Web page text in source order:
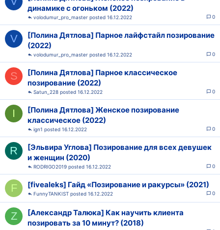
динамике с огоньком (2022)
0
16.12.2022
volodumur_pro_master
V
[Полина Дятлова] Парное лайфстайл позирование
(2022)
0
16.12.2022
volodumur_pro_master
S
[Полина Дятлова] Парное классическое
позирование (2022)
0
16.12.2022
Satun_228
I
[Полина Дятлова] Женское позирование
классическое (2022)
0
16.12.2022
ign1
R
[Эльвира Углова] Позирование для всех девушек
и женщин (2020)
0
16.12.2022
RODRIGO2019
F [fivealeks] Гайд «Позирование и ракурсы» (2021)
0
16.12.2022
FunnyTANKIST
Z
[Александр Талюка] Как научить клиента
позировать за 10 минут? (2018)